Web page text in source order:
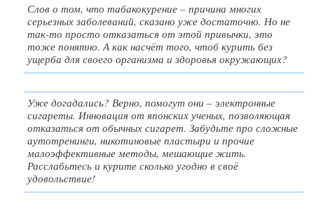
Слов о том, что табакокурение – причина многих
серьезных заболеваний, сказано уже достаточно. Но не
так-то просто отказаться от этой привычки, это
тоже понятно. А как насчёт того, чтоб курить без
ущерба для своего организма и здоровья окружающих?
Уже догадались? Верно, помогут они – электронные
сигареты. Инновация от японских ученых, позволяющая
отказаться от обычных сигарет. Забудьте про сложные
аутотренинги, никотиновые пластыри и прочие
малоэффективные методы, мешающие жить.
Расслабьтесь и курите сколько угодно в своё
удовольствие!